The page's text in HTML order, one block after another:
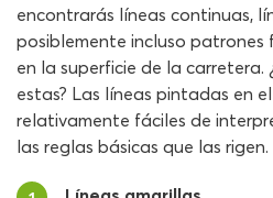
encontrarás líneas continuas,
posiblemente incluso patrones
en la superficie de la carretera.
estas? Las líneas pintadas en
relativamente fáciles de
las reglas básicas que las rigen.